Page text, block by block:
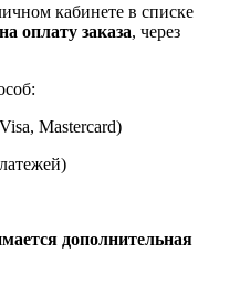
кабинете в списке
на оплату заказа, через
Mastercard)
дополнительная